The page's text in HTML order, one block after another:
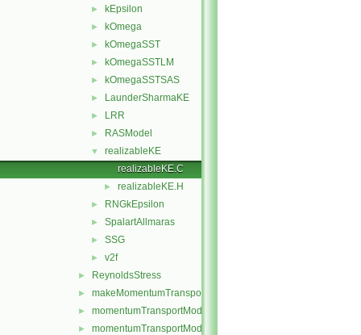
► kEpsilon
► kOmega
► kOmegaSST
► kOmegaSSTLM
► kOmegaSSTSAS
► LaunderSharmaKE
► LRR
► RASModel
▼
realizableKE
realizableKE.C
► realizableKE.H
► RNGkEpsilon
► SpalartAllmaras
► SSG
► v2f
► ReynoldsStress
► makeMomentumTransportModel.H
► momentumTransportModel.C
► momentumTransportModel.H